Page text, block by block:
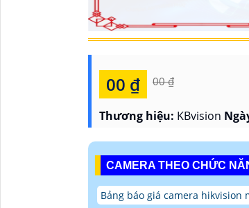
00 ₫ 00 ₫
Thương hiệu: KBvision
CAMERA THEO CHỨC
Bảng báo giá camera hikvision